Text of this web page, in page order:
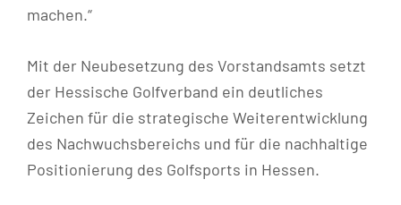
machen.“
Mit der Neubesetzung des Vorstandsamts setzt
der Hessische Golfverband ein deutliches
Zeichen für die strategische Weiterentwicklung
des Nachwuchsbereichs und für die nachhaltige
Positionierung des Golfsports in Hessen.